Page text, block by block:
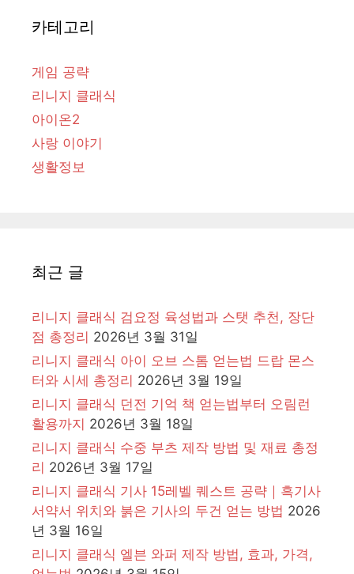
카테고리
게임 공략
리니지 클래식
아이온2
사랑 이야기
생활정보
최근 글
리니지 클래식 검요정 육성법과 스탯 추천, 장단
점 총정리 2026년 3월 31일
리니지 클래식 아이 오브 스톰 얻는법 드랍 몬스
터와 시세 총정리 2026년 3월 19일
리니지 클래식 던전 기억 책 얻는법부터 오림런
활용까지 2026년 3월 18일
리니지 클래식 수중 부츠 제작 방법 및 재료 총정
리 2026년 3월 17일
리니지 클래식 기사 15레벨 퀘스트 공략｜흑기사
서약서 위치와 붉은 기사의 두건 얻는 방법 2026
년 3월 16일
리니지 클래식 엘븐 와퍼 제작 방법, 효과, 가격,